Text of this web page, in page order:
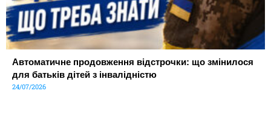
Автоматичне продовження відстрочки: що змінилося
для батьків дітей з інвалідністю
24/07/2026